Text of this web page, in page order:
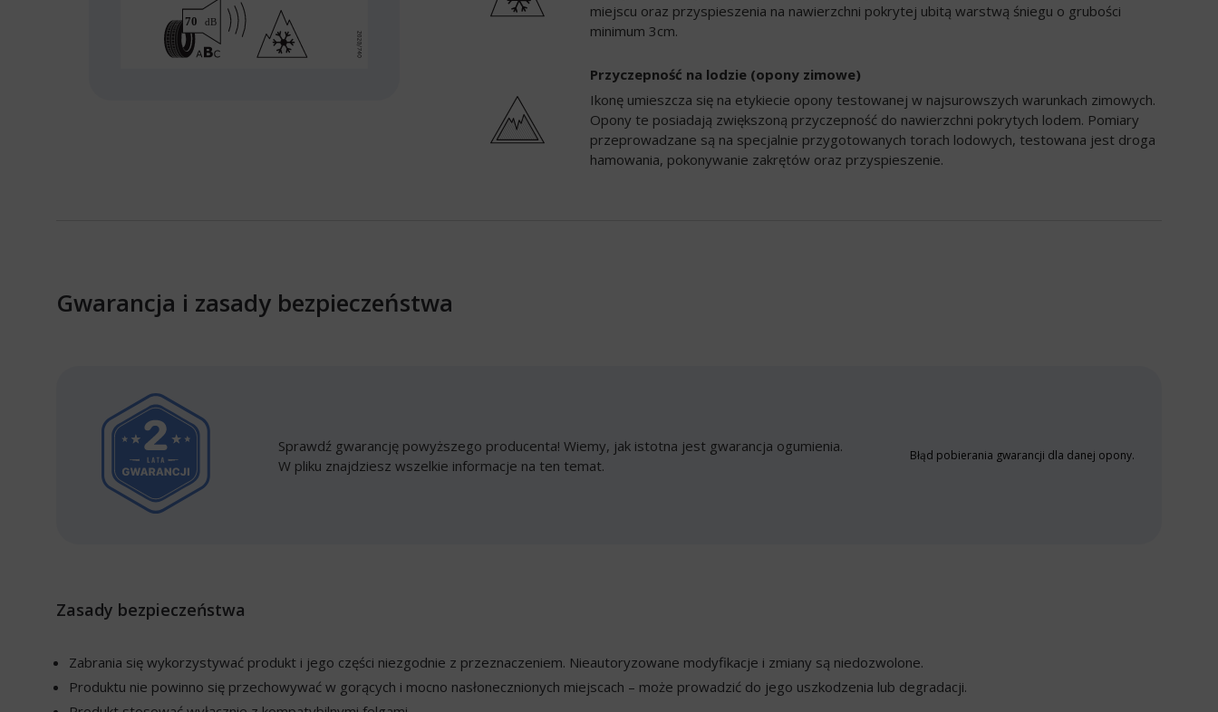
miejscu oraz przyspieszenia na nawierzchni pokrytej ubitą warstwą śniegu o grubości
minimum 3cm.
Przyczepność na lodzie (opony zimowe)
Ikonę umieszcza się na etykiecie opony testowanej w najsurowszych warunkach zimowych.
Opony te posiadają zwiększoną przyczepność do nawierzchni pokrytych lodem. Pomiary
przeprowadzane są na specjalnie przygotowanych torach lodowych, testowana jest droga
hamowania, pokonywanie zakrętów oraz przyspieszenie.
Gwarancja i zasady bezpieczeństwa
Sprawdź gwarancję powyższego producenta! Wiemy, jak istotna jest gwarancja ogumienia.
W pliku znajdziesz wszelkie informacje na ten temat.
Błąd pobierania gwarancji dla danej opony.
Zasady bezpieczeństwa
Zabrania się wykorzystywać produkt i jego części niezgodnie z przeznaczeniem. Nieautoryzowane modyfikacje i zmiany są niedozwolone.
Produktu nie powinno się przechowywać w gorących i mocno nasłonecznionych miejscach – może prowadzić do jego uszkodzenia lub degradacji.